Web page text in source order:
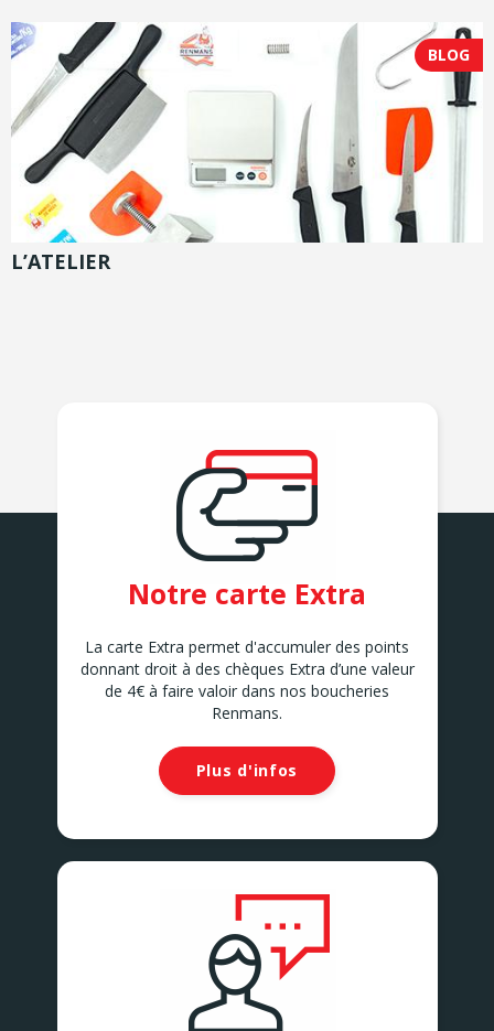
BLOG
L’ATELIER
Notre carte Extra
La carte Extra permet d'accumuler des points
donnant droit à des chèques Extra d’une valeur
de 4€ à faire valoir dans nos boucheries
Renmans.
Plus d'infos